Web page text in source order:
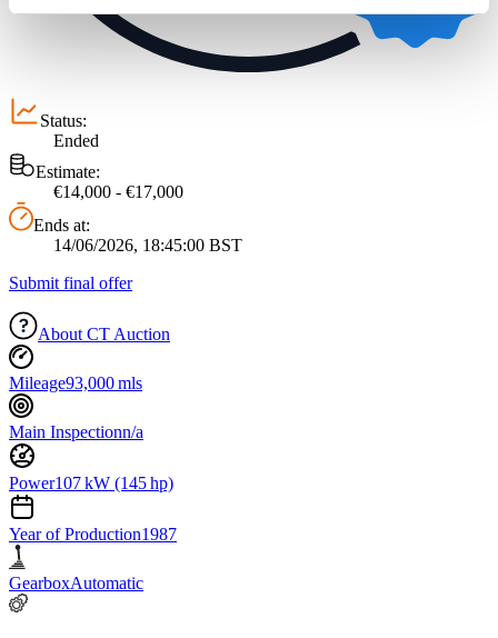
Partner führen diese Informationen möglicherweise mit
weiteren Daten zusammen, die Sie ihnen bereitgestellt
haben oder die sie im Rahmen Ihrer Nutzung der Dienste
gesammelt haben.
Status:
Ended
Estimate:
€14,000 - €17,000
Ends at:
14/06/2026, 18:45:00 BST
Submit final offer
About CT Auction
Mileage93,000 mls
Main Inspectionn/a
Power107 kW (145 hp)
Year of Production1987
GearboxAutomatic